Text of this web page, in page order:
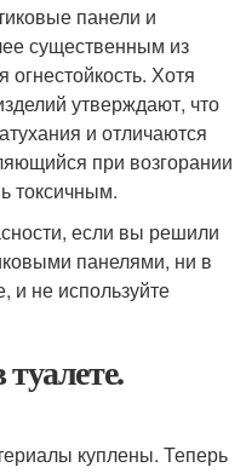
панели и
существенным из
огнестойкость. Хотя
утверждают, что
и отличаются
при возгорании
токсичным.
если вы решили
панелями, ни в
и не используйте
куплены. Теперь